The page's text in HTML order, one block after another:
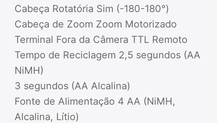
Cabeça Rotatória Sim (-180-180°)
Cabeça de Zoom Zoom Motorizado
Terminal Fora da Câmera TTL Remoto
Tempo de Reciclagem 2,5 segundos (AA
NiMH)
3 segundos (AA Alcalina)
Fonte de Alimentação 4 AA (NiMH,
Alcalina, Lítio)